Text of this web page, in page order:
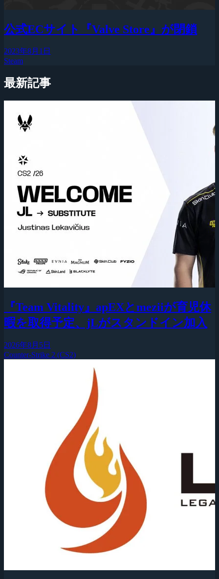
公式ECサイト『Valve Store』が閉鎖
2023年8月1日
Steam
最新記事
『Team Vitality』apEXとmeziiが育児休
暇を取得予定、jLがスタンドイン加入
2026年8月5日
Counter-Strike 2 (CS2)